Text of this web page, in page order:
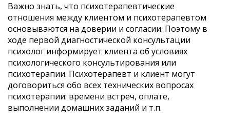
Важно знать, что психотерапевтические
отношения между клиентом и психотерапевтом
основываются на доверии и согласии. Поэтому в
ходе первой диагностической консультации
психолог информирует клиента об условиях
психологического консультирования или
психотерапии. Психотерапевт и клиент могут
договориться обо всех технических вопросах
психотерапии: времени встреч, оплате,
выполнении домашних заданий и т.п.